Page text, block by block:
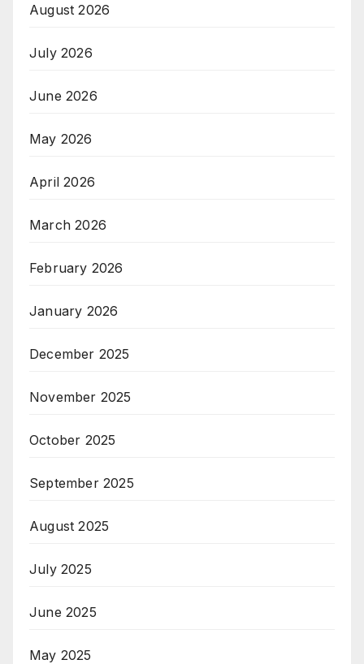
August 2026
July 2026
June 2026
May 2026
April 2026
March 2026
February 2026
January 2026
December 2025
November 2025
October 2025
September 2025
August 2025
July 2025
June 2025
May 2025